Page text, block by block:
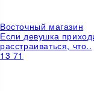
Восточный магазин
Если девушка
расстраиваться, что..
13 71